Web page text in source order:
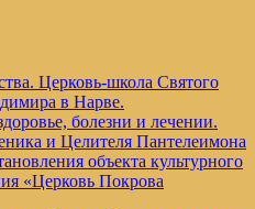
Церковь-школа Святого
в Нарве.
болезни и лечении.
и Целителя Пантелеимона
объекта культурного
«Церковь Покрова